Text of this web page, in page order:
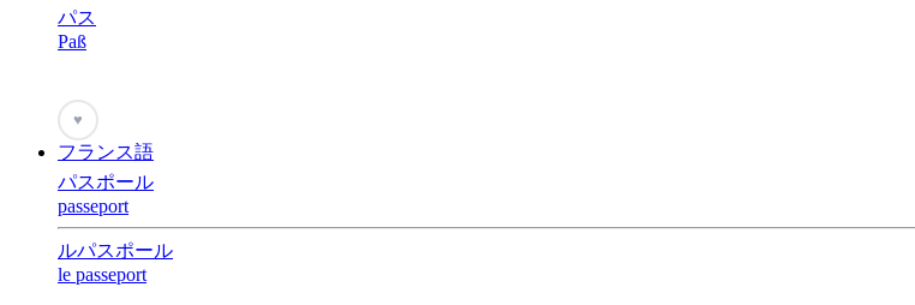
パス
Paß
♥
フランス語
パスポール
passeport
ルパスポール
le passeport